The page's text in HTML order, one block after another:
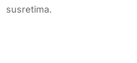
susretima.